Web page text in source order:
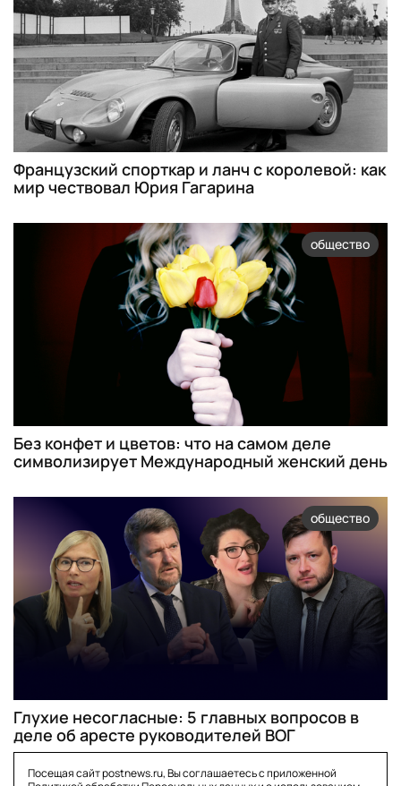
Французский спорткар и ланч с королевой: как
мир чествовал Юрия Гагарина
общество
Без конфет и цветов: что на самом деле
символизирует Международный женский день
общество
Глухие несогласные: 5 главных вопросов в
деле об аресте руководителей ВОГ
Посещая сайт postnews.ru, Вы соглашаетесь с приложенной